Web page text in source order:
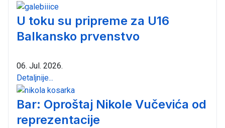
U toku su pripreme za U16
Balkansko prvenstvo
06. Jul. 2026.
Detaljnije...
Bar: Oproštaj Nikole Vučevića od
reprezentacije